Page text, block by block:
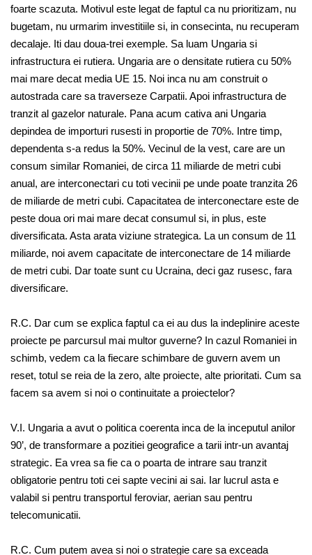
foarte scazuta. Motivul este legat de faptul ca nu prioritizam, nu
bugetam, nu urmarim investitiile si, in consecinta, nu recuperam
decalaje. Iti dau doua-trei exemple. Sa luam Ungaria si
infrastructura ei rutiera. Ungaria are o densitate rutiera cu 50%
mai mare decat media UE 15. Noi inca nu am construit o
autostrada care sa traverseze Carpatii. Apoi infrastructura de
tranzit al gazelor naturale. Pana acum cativa ani Ungaria
depindea de importuri rusesti in proportie de 70%. Intre timp,
dependenta s-a redus la 50%. Vecinul de la vest, care are un
consum similar Romaniei, de circa 11 miliarde de metri cubi
anual, are interconectari cu toti vecinii pe unde poate tranzita 26
de miliarde de metri cubi. Capacitatea de interconectare este de
peste doua ori mai mare decat consumul si, in plus, este
diversificata. Asta arata viziune strategica. La un consum de 11
miliarde, noi avem capacitate de interconectare de 14 miliarde
de metri cubi. Dar toate sunt cu Ucraina, deci gaz rusesc, fara
diversificare.
R.C. Dar cum se explica faptul ca ei au dus la indeplinire aceste
proiecte pe parcursul mai multor guverne? In cazul Romaniei in
schimb, vedem ca la fiecare schimbare de guvern avem un
reset, totul se reia de la zero, alte proiecte, alte prioritati. Cum sa
facem sa avem si noi o continuitate a proiectelor?
V.I. Ungaria a avut o politica coerenta inca de la inceputul anilor
90’, de transformare a pozitiei geografice a tarii intr-un avantaj
strategic. Ea vrea sa fie ca o poarta de intrare sau tranzit
obligatorie pentru toti cei sapte vecini ai sai. Iar lucrul asta e
valabil si pentru transportul feroviar, aerian sau pentru
telecomunicatii.
R.C. Cum putem avea si noi o strategie care sa exceada